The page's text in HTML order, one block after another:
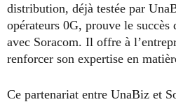
distribution, déjà testée par
opérateurs 0G, prouve le succès
avec Soracom. Il offre à
renforcer son expertise en
Ce partenariat entre UnaBiz et